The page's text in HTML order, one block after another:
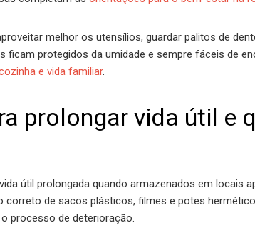
melhor os utensílios, guardar palitos de
ficam protegidos da umidade e sempre fáceis de
e vida familiar.
prolongar vida útil e
útil prolongada quando armazenados em locais
correto de sacos plásticos, filmes e potes
processo de deterioração.